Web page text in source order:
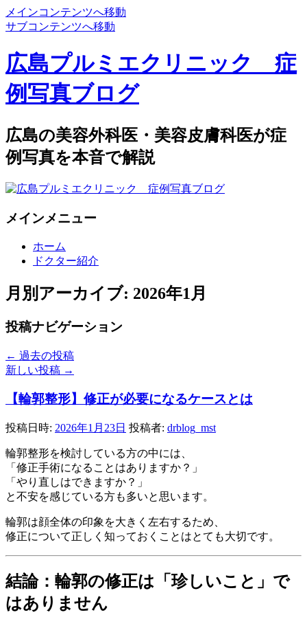
メインコンテンツへ移動
サブコンテンツへ移動
広島プルミエクリニック 症
例写真ブログ
広島の美容外科医・美容皮膚科医が症
例写真を本音で解説
メインメニュー
ホーム
ドクター紹介
月別アーカイブ: 2026年1月
投稿ナビゲーション
← 過去の投稿
新しい投稿 →
【輪郭整形】修正が必要になるケースとは
投稿日時: 2026年1月23日 投稿者: drblog_mst
輪郭整形を検討している方の中には、
「修正手術になることはありますか？」
「やり直しはできますか？」
と不安を感じている方も多いと思います。
輪郭は顔全体の印象を大きく左右するため、
修正について正しく知っておくことはとても大切です。
結論：輪郭の修正は「珍しいこと」で
はありません